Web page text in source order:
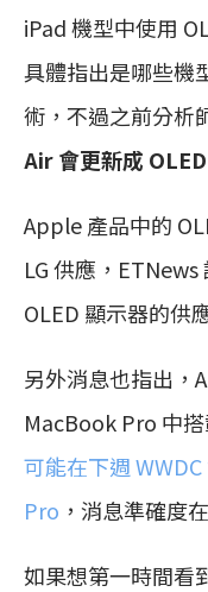
iPad 機型中使用
具體指出是哪些機
術，不過之前分析
Air 會更新成
Apple 產品中的
LG 供應，
OLED 顯示器的供
另外消息也指出，
MacBook Pro 中
可能在下週
Pro ，消息準確度
如果想第一時間看